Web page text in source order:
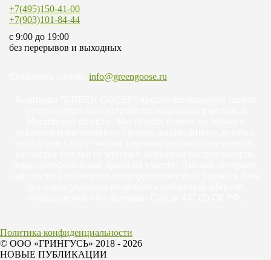
+7(495)150-41-00
+7(903)101-84-44
c 9:00 до 19:00
без перерывов и выходных
info@greengoose.ru
Политика конфиденциальности
© ООО «ГРИНГУСЬ» 2018 - 2026
НОВЫЕ ПУБЛИКАЦИИ